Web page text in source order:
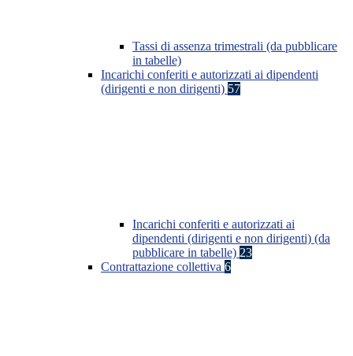
Tassi di assenza trimestrali (da pubblicare
in tabelle)
Incarichi conferiti e autorizzati ai dipendenti
(dirigenti e non dirigenti) 57
Incarichi conferiti e autorizzati ai
dipendenti (dirigenti e non dirigenti) (da
pubblicare in tabelle) 23
Contrattazione collettiva 6